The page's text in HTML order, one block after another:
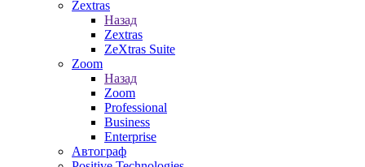
Zextras
Назад
Zextras
ZeXtras Suite
Zoom
Назад
Zoom
Professional
Business
Enterprise
Автограф